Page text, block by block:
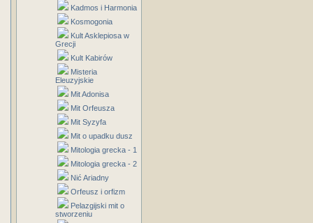
Kadmos i Harmonia
Kosmogonia
Kult Asklepiosa w
Grecji
Kult Kabirów
Misteria
Eleuzyjskie
Mit Adonisa
Mit Orfeusza
Mit Syzyfa
Mit o upadku dusz
Mitologia grecka - 1
Mitologia grecka - 2
Nić Ariadny
Orfeusz i orfizm
Pelazgijski mit o
stworzeniu